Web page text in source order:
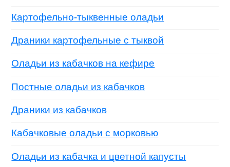
Картофельно-тыквенные оладьи
Драники картофельные с тыквой
Оладьи из кабачков на кефире
Постные оладьи из кабачков
Драники из кабачков
Кабачковые оладьи с морковью
Оладьи из кабачка и цветной капусты